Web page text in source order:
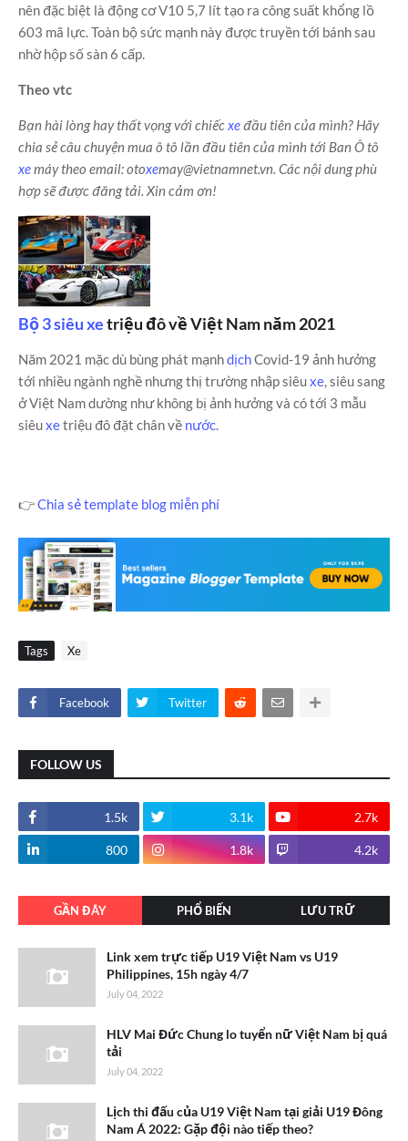
nên đặc biệt là động cơ V10 5,7 lít tạo ra công suất khổng lồ
603 mã lực. Toàn bộ sức mạnh này được truyền tới bánh sau
nhờ hộp số sàn 6 cấp.
Theo vtc
Bạn hài lòng hay thất vọng với chiếcxeđầu tiên của mình? Hãy
chia sẻ câu chuyện mua ô tô lần đầu tiên của mình tới Ban Ô tô
xemáy theo email: otoxemay@vietnamnet.vn. Các nội dung phù
hợp sẽ được đăng tải. Xin cảm ơn!
Bộ 3 siêuxetriệu đô về Việt Nam năm 2021
Năm 2021 mặc dù bùng phát mạnhdịchCovid-19 ảnh hưởng
tới nhiều ngành nghề nhưng thị trường nhập siêuxe, siêu sang
ở Việt Nam dường như không bị ảnh hưởng và có tới 3 mẫu
siêuxetriệu đô đặt chân về nước.
👉Chia sẻ template blog miễn phí
Tags Xe
Facebook Twitter
FOLLOW US
1.5k 3.1k 2.7k
800 1.8k 4.2k
GẦN ĐÂY PHỔ BIẾN LƯU TRỮ
Link xem trực tiếp U19 Việt Nam vs U19
Philippines, 15h ngày 4/7
July 04, 2022
HLV Mai Đức Chung lo tuyển nữ Việt Nam bị quá
tải
July 04, 2022
Lịch thi đấu của U19 Việt Nam tại giải U19 Đông
Nam Á 2022: Gặp đội nào tiếp theo?